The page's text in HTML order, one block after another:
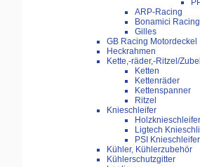
ARP-Racing
Bonamici Racing
Gilles
GB Racing Motordeckel
Heckrahmen
Kette,-räder,-Ritzel/
Ketten
Kettenräder
Kettenspanner
Ritzel
Knieschleifer
Holzknieschleifer
Ligtech
PSI Knieschleifer
Kühler, Kühlerzubehör
Kühlerschutzgitter